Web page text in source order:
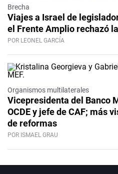
Brecha
Viajes a Israel de
el Frente Amplio rechazó
POR LEONEL GARCÍA
Organismos multilaterales
Vicepresidenta del Banco
OCDE y jefe de CAF; más
de reformas
POR ISMAEL GRAU